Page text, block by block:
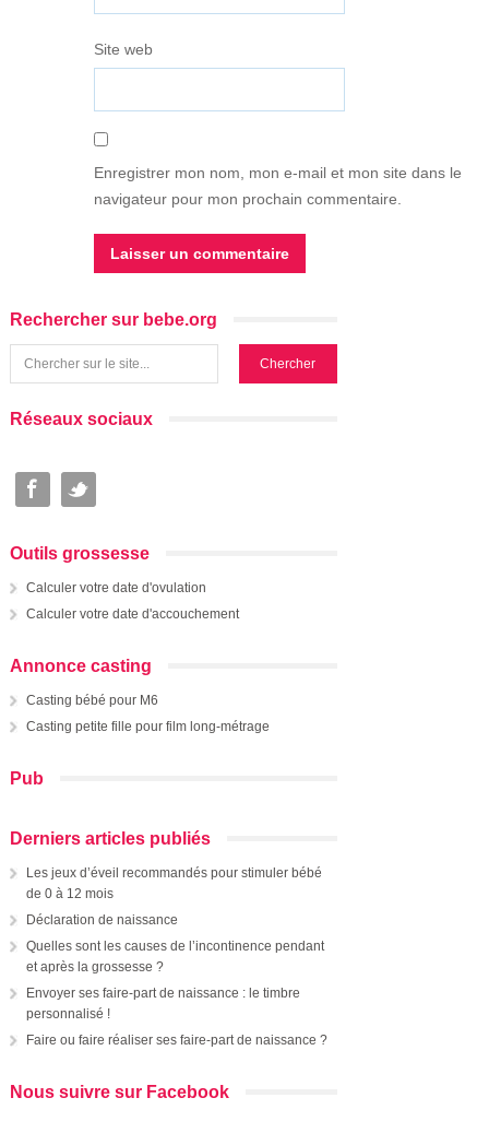
Site web
Enregistrer mon nom, mon e-mail et mon site dans le
navigateur pour mon prochain commentaire.
Rechercher sur bebe.org
Réseaux sociaux
Outils grossesse
Calculer votre date d'ovulation
Calculer votre date d'accouchement
Annonce casting
Casting bébé pour M6
Casting petite fille pour film long-métrage
Pub
Derniers articles publiés
Les jeux d’éveil recommandés pour stimuler bébé
de 0 à 12 mois
Déclaration de naissance
Quelles sont les causes de l’incontinence pendant
et après la grossesse ?
Envoyer ses faire-part de naissance : le timbre
personnalisé !
Faire ou faire réaliser ses faire-part de naissance ?
Nous suivre sur Facebook